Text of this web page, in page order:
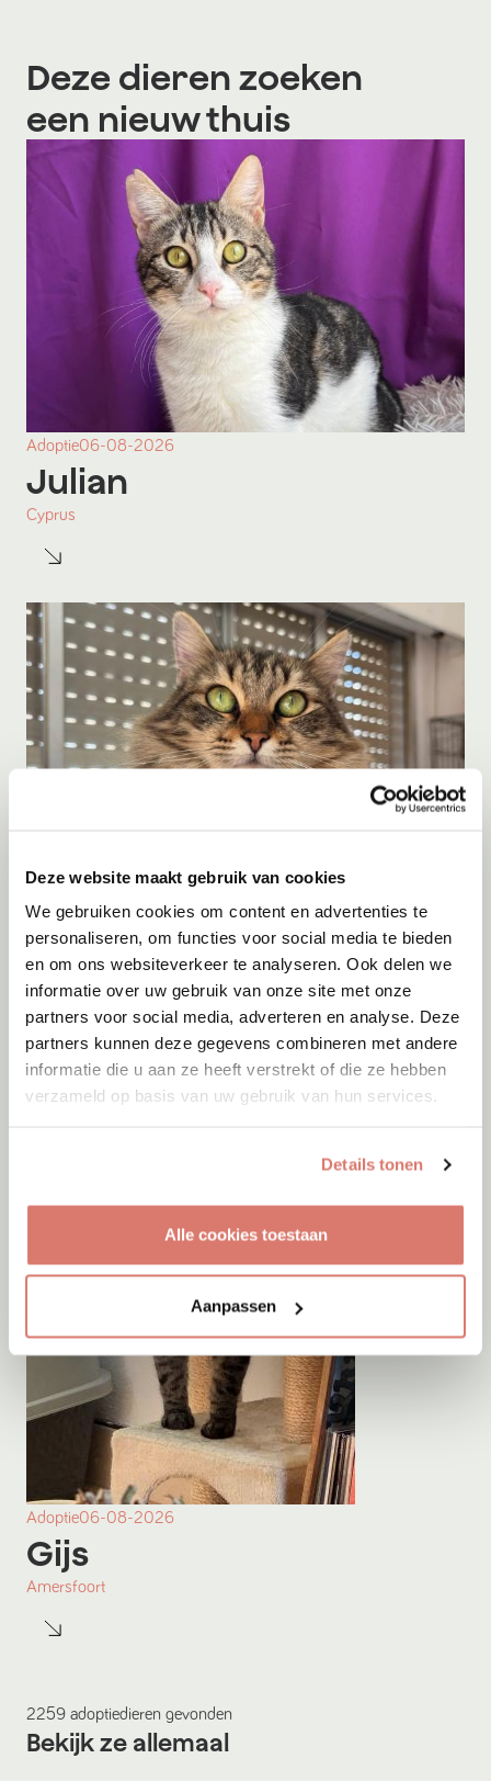
Deze website maakt gebruik van cookies
We gebruiken cookies om content en advertenties te
personaliseren, om functies voor social media te bieden
en om ons websiteverkeer te analyseren. Ook delen we
informatie over uw gebruik van onze site met onze
partners voor social media, adverteren en analyse. Deze
partners kunnen deze gegevens combineren met andere
informatie die u aan ze heeft verstrekt of die ze hebben
verzameld op basis van uw gebruik van hun services.
Details tonen
Alle cookies toestaan
Aanpassen
Deze dieren zoeken
een nieuw thuis
Adoptie06-08-2026
Julian
Cyprus
Adoptie06-08-2026
Jumby
Adoptie06-08-2026
Gijs
Amersfoort
2259 adoptiedieren gevonden
Bekijk ze allemaal